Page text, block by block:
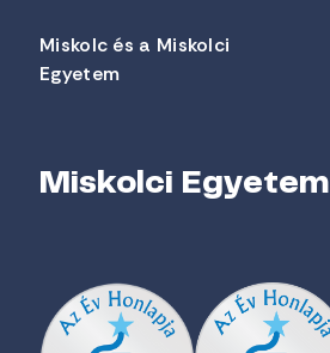
Miskolc és a Miskolci
Egyetem
Miskolci Egyetem